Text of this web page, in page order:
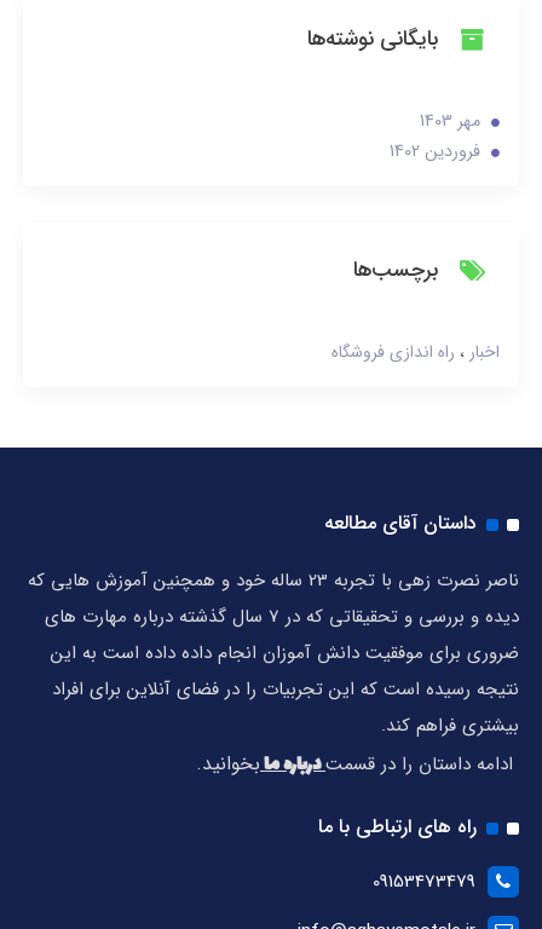
بایگانی نوشته‌ها
مهر 1403
فروردین 1402
برچسب‌ها
اخبار راه اندازی فروشگاه
داستان آقای مطالعه
ناصر نصرت زهی با تجربه 23 ساله خود و همچنین آموزش هایی که
دیده و بررسی و تحقیقاتی که در 7 سال گذشته درباره مهارت های
ضروری برای موفقیت دانش آموزان انجام داده داده است به این
نتیجه رسیده است که این تجربیات را در فضای آنلاین برای افراد
بیشتری فراهم کند.
ادامه داستان را در قسمتدرباره مابخوانید.
راه های ارتباطی با ما
09153473479